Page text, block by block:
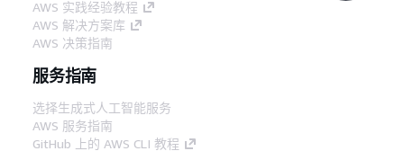
AWS 实践经验教程
AWS 解决方案库
AWS 决策指南
服务指南
选择生成式人工智能服务
AWS 服务指南
GitHub 上的 AWS CLI 教程